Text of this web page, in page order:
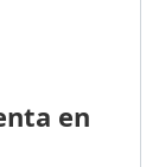
en